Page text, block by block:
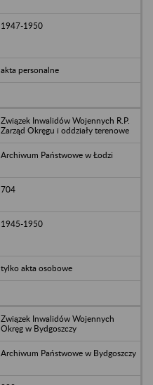
1947-1950
akta personalne
Związek Inwalidów Wojennych R.P.
Zarząd Okręgu i oddziały terenowe
Archiwum Państwowe w Łodzi
704
1945-1950
tylko akta osobowe
Związek Inwalidów Wojennych
Okręg w Bydgoszczy
Archiwum Państwowe w Bydgoszczy